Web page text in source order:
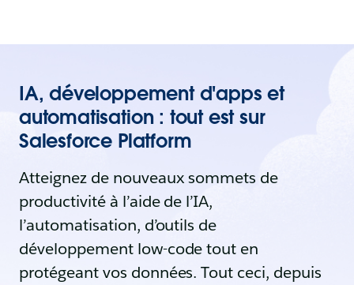
IA, développement d'apps et
automatisation : tout est sur
Salesforce Platform
Atteignez de nouveaux sommets de
productivité à l’aide de l’IA,
l’automatisation, d’outils de
développement low-code tout en
protégeant vos données. Tout ceci, depuis